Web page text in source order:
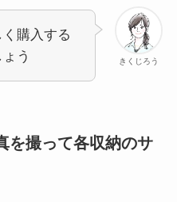
きくじろう
購入する
う
を撮って各収納のサ